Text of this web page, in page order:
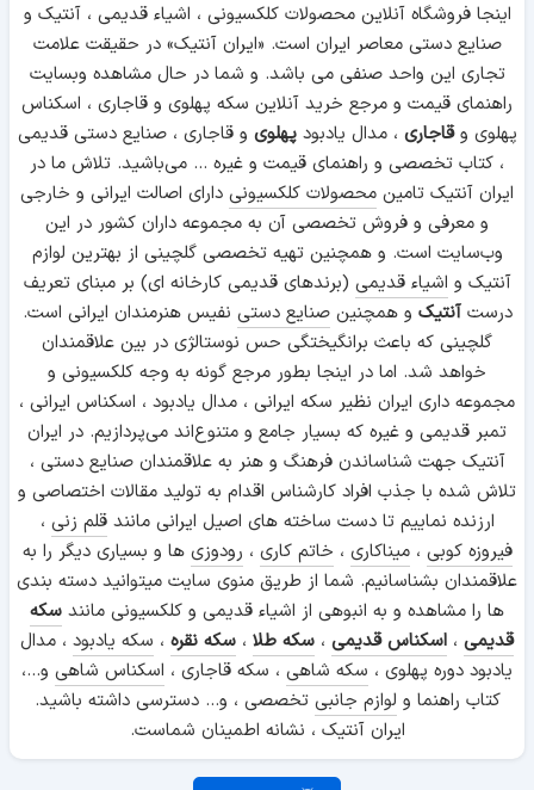
اینجا فروشگاه آنلاین محصولات کلکسیونی ، اشیاء قدیمی ، آنتیک و
صنایع دستی معاصر ایران است. «ایران آنتیک» در حقیقت علامت
تجاری این واحد صنفی می باشد. و شما در حال مشاهده وبسایت
راهنمای قیمت و مرجع خرید آنلاین سکه پهلوی و قاجاری ، اسکناس
پهلوی وقاجاری ، مدال یادبودپهلوی و قاجاری ، صنایع دستی قدیمی
، کتاب تخصصی و راهنمای قیمت و غیره ... می‌باشید. تلاش ما در
ایران آنتیک تامین محصولات کلکسیونی دارای اصالت ایرانی و خارجی
و معرفی و فروش تخصصی آن به مجموعه داران کشور در این
وب‌سایت است. و همچنین تهیه تخصصی گلچینی از بهترین لوازم
آنتیک و اشیاء قدیمی (برندهای قدیمی کارخانه ای) بر مبنای تعریف
درستآنتیک و همچنینصنایع دستی نفیس هنرمندان ایرانی است.
گلچینی که باعث برانگیختگی حس نوستالژی در بین علاقمندان
خواهد شد. اما در اینجا بطور مرجع گونه به وجه کلکسیونی و
مجموعه داری ایران نظیر سکه ایرانی ، مدال یادبود ، اسکناس ایرانی ،
تمبر قدیمی و غیره که بسیار جامع و متنوع‌اند می‌پردازیم. در ایران
آنتیک جهت شناساندن فرهنگ و هنر به علاقمندان صنایع دستی ،
تلاش شده با جذب افراد کارشناس اقدام به تولید مقالات اختصاصی و
ارزنده نماییم تا دست ساخته های اصیل ایرانی مانندقلم زنی ،
فیروزه کوبی ،میناکاری ، خاتم کاری ، رودوزی ها و بسیاری دیگر را به
علاقمندان بشناسانیم. شما از طریق منوی سایت میتوانید دسته بندی
ها را مشاهده و به انبوهی از اشیاء قدیمی و کلکسیونی مانند سکه
قدیمی ، اسکناس قدیمی ، سکه طلا ، سکه نقره ، سکه یادبود ، مدال
یادبود دوره پهلوی ، سکه شاهی ، سکه قاجاری ، اسکناس شاهی و...،
کتاب راهنما و لوازم جانبی تخصصی ، و... دسترسی داشته باشید.
ایران آنتیک ، نشانه اطمینان شماست.